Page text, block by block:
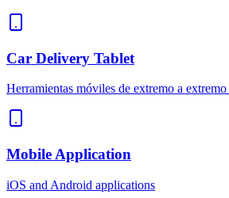
Car Delivery Tablet
Herramientas móviles de extremo a
Mobile Application
iOS and Android applications